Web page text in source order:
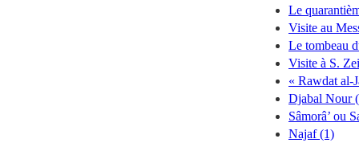
Le
Visite au
Le tombeau
Visite à S.
« Rawdat al-
Djabal Nour
Sâmorâ’ ou
Najaf (1)